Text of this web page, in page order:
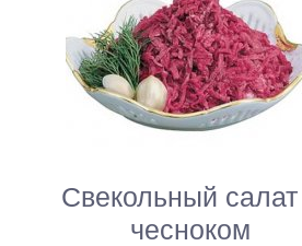
Свекольный салат
чесноком